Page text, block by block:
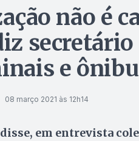
não é
e
08 março 2021 às 12h14
em entrevista